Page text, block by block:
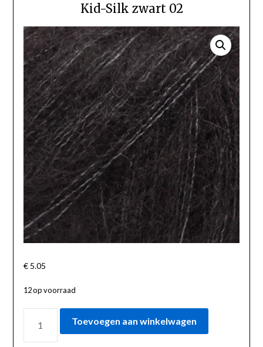
Kid-Silk zwart 02
€5.05
12 op voorraad
SILK
Toevoegen aan winkelwagen